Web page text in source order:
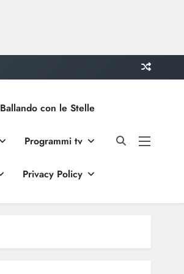
Ballando con le Stelle
Programmi tv
Privacy Policy